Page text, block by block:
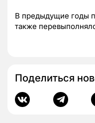
В предыдущие годы
также
Поделиться